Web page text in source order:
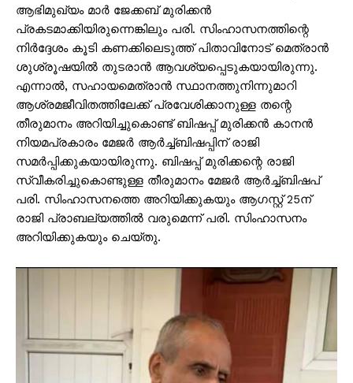
ആഭിമുഖ്യം മാർ ജേക്കബ് മുരിക്കൻ
പ്രകടമാക്കിയിരുന്നെങ്കിലും പരി. സിംഹാസനത്തിന്റെ
നിർദ്ദേശം കൂടി കണക്കിലെടുത്ത് പിതാവിനോട് മെത്രാൻ
ശുശ്രൂഷയിൽ തുടരാൻ ആവശ്യപ്പെടുകയായിരുന്നു.
എന്നാൽ, സഹായമെത്രാൻ സ്ഥാനത്തുനിന്നുമാറി
ആശ്രമജീവിതത്തിലേക്ക് പ്രവേശിക്കാനുള്ള തന്റെ
തീരുമാനം അറിയിച്ചുകൊണ്ട് ബിഷപ്പ് മുരിക്കൻ കാനൻ
നിയമപ്രകാരം മേജർ ആർച്ച്ബിഷപ്പിന് രാജി
സമർപ്പിക്കുകയായിരുന്നു. ബിഷപ്പ് മുരിക്കന്റെ രാജി
സ്വീകരിച്ചുകൊണ്ടുള്ള തീരുമാനം മേജർ ആർച്ച്ബിഷപ്
പരി. സിംഹാസനത്തെ അറിയിക്കുകയും ആഗസ്റ്റ് 25ന്
രാജി പ്രാബല്യത്തിൽ വരുമെന്ന് പരി. സിംഹാസനം
അറിയിക്കുകയും ചെയ്തു.